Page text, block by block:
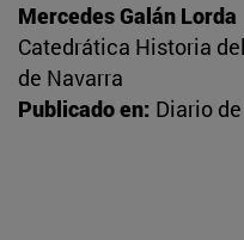
Mercedes Galán Lorda
Catedrática Historia
de Navarra
Publicado en: Diario